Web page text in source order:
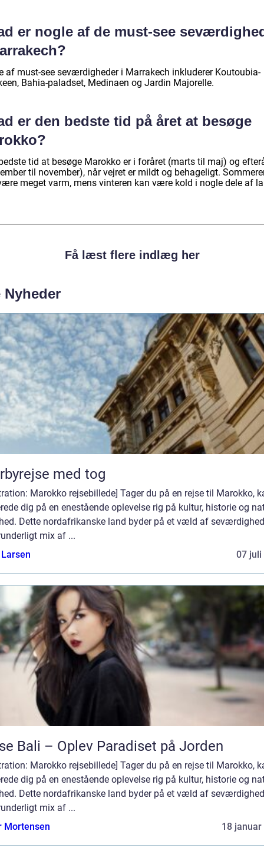
er nogle af de must-see
af must-see seværdigheder i Marrakech inkluderer Koutoubia-
Bahia-paladset, Medinaen og Jardin Majorelle.
er den bedste tid på året at besøge
tid at besøge Marokko er i foråret (marts til maj) og
til november), når vejret er mildt og behageligt.
meget varm, mens vinteren kan være kold i nogle dele af
Få læst flere indlæg her
Nyheder
med tog
Marokko rejsebillede] Tager du på en rejse til Marokko,
dig på en enestående oplevelse rig på kultur, historie og
Dette nordafrikanske land byder på et væld af
mix af ...
07 juli
Bali – Oplev Paradiset på Jorden
Marokko rejsebillede] Tager du på en rejse til Marokko,
dig på en enestående oplevelse rig på kultur, historie og
Dette nordafrikanske land byder på et væld af
mix af ...
Mortensen
18 januar